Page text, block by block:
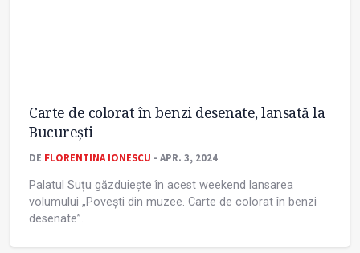
Carte de colorat în benzi desenate, lansată la
București
DE FLORENTINA IONESCU - APR. 3, 2024
Palatul Suțu găzduiește în acest weekend lansarea
volumului „Povești din muzee. Carte de colorat în benzi
desenate”.